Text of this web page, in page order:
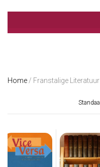
Home / Franstalige Literatuur